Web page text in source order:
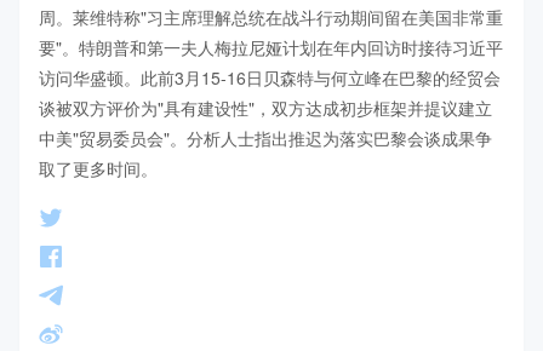
周。莱维特称"习主席理解总统在战斗行动期间留在美国非常重
要"。特朗普和第一夫人梅拉尼娅计划在年内回访时接待习近平
访问华盛顿。此前3月15-16日贝森特与何立峰在巴黎的经贸会
谈被双方评价为"具有建设性"，双方达成初步框架并提议建立
中美"贸易委员会"。分析人士指出推迟为落实巴黎会谈成果争
取了更多时间。